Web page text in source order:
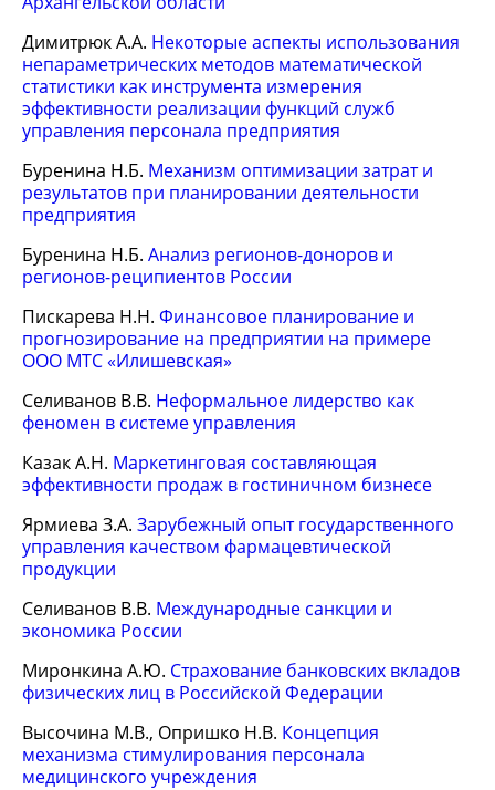
Димитрюк А.А. Некоторые аспекты использования
непараметрических методов математической
статистики как инструмента измерения
эффективности реализации функций служб
управления персонала предприятия
Буренина Н.Б. Механизм оптимизации затрат и
результатов при планировании деятельности
предприятия
Буренина Н.Б. Анализ регионов-доноров и
регионов-реципиентов России
Пискарева Н.Н. Финансовое планирование и
прогнозирование на предприятии на примере
ООО МТС «Илишевская»
Селиванов В.В. Неформальное лидерство как
феномен в системе управления
Казак А.Н. Маркетинговая составляющая
эффективности продаж в гостиничном бизнесе
Ярмиева З.А. Зарубежный опыт государственного
управления качеством фармацевтической
продукции
Селиванов В.В. Международные санкции и
экономика России
Миронкина А.Ю. Страхование банковских вкладов
физических лиц в Российской Федерации
Высочина М.В., Опришко Н.В. Концепция
механизма стимулирования персонала
медицинского учреждения